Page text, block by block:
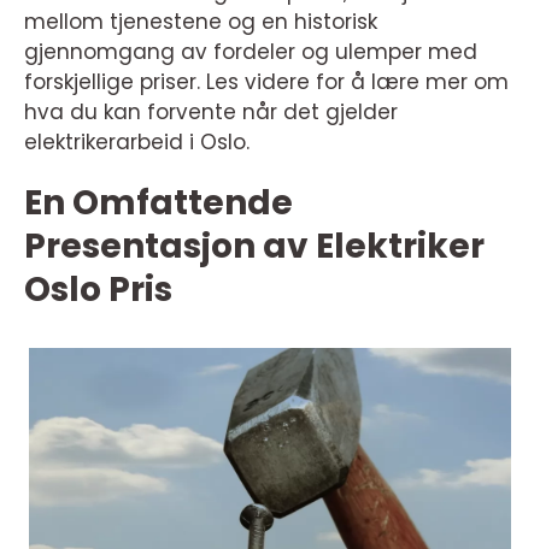
mellom tjenestene og en historisk
gjennomgang av fordeler og ulemper med
forskjellige priser. Les videre for å lære mer om
hva du kan forvente når det gjelder
elektrikerarbeid i Oslo.
En Omfattende
Presentasjon av Elektriker
Oslo Pris